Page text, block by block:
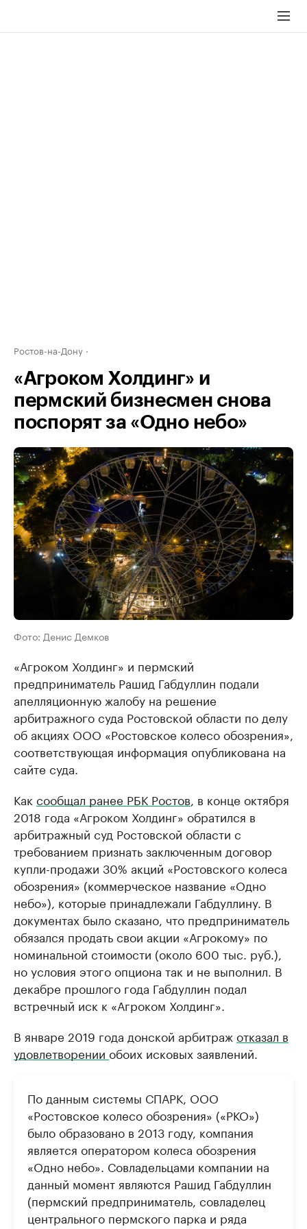
Ростов-на-Дону
«Агроком Холдинг» и
пермский бизнесмен снова
поспорят за «Одно небо»
Фото: Денис Демков
«Агроком Холдинг» и пермский
предприниматель Рашид Габдуллин подали
апелляционную жалобу на решение
арбитражного суда Ростовской области по делу
об акциях ООО «Ростовское колесо обозрения»,
соответствующая информация опубликована на
сайте суда.
Как сообщал ранее РБК Ростов, в конце октября
2018 года «Агроком Холдинг» обратился в
арбитражный суд Ростовской области с
требованием признать заключенным договор
купли-продажи 30% акций «Ростовского колеса
обозрения» (коммерческое название «Одно
небо»), которые принадлежали Габдуллину. В
документах было сказано, что предприниматель
обязался продать свои акции «Агрокому» по
номинальной стоимости (около 600 тыс. руб.),
но условия этого опциона так и не выполнил. В
декабре прошлого года Габдуллин подал
встречный иск к «Агроком Холдинг».
В январе 2019 года донской арбитражотказал в
удовлетворении обоих исковых заявлений.
По данным системы СПАРК, ООО
«Ростовское колесо обозрения» («РКО»)
было образовано в 2013 году, компания
является оператором колеса обозрения
«Одно небо». Совладельцами компании на
данный момент являются Рашид Габдуллин
(пермский предприниматель, совладелец
центрального пермского парка и ряда